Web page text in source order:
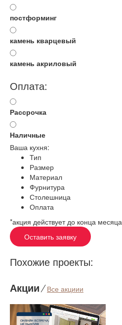
постформинг
камень кварцевый
камень акриловый
Оплата:
Рассрочка
Наличные
Ваша кухня:
Тип
Размер
Материал
Фурнитура
Столешница
Оплата
*акция действует до конца месяца
Оставить заявку
Похожие проекты:
Акции⁄Все акциии